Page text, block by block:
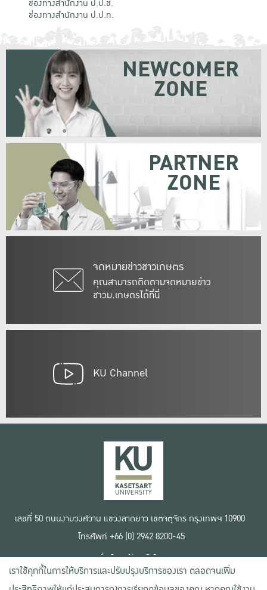
ช่องทางสำนักงาน ป.ป.ท.
จดหมายข่าวชาวเกษตร
คุณสามารถติดตามจดหมายข่าว
ชาวม.เกษตรได้ที่นี่
NEWCOMER
ZONE
PARTNER
ZONE
KU Channel
เลขที่ 50 ถนนงามวงศ์วาน แขวงลาดยาว เขตจตุจักร กรุงเทพฯ 10900
โทรศัพท์ +66 (0) 2942 8200-45
เงื่อนไขการใช้งานเว็บไซต์
ข้อตกลงด้านสิทธิ์ใช้งาน
นโยบายความเป็นส่วนตัว
เราใช้คุกกี้ในการให้บริการและปรับปรุงบริการของเรา ตลอดจนเพิ่ม